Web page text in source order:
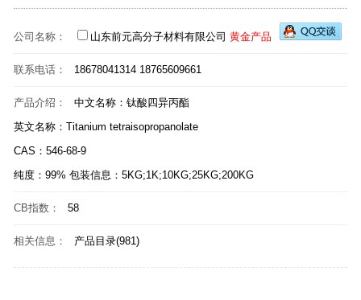
公司名称： 山东前元高分子材料有限公司 黄金产品
联系电话： 18678041314 18765609661
产品介绍：
中文名称：钛酸四异丙酯
英文名称：Titanium tetraisopropanolate
CAS：546-68-9
纯度：99% 包装信息：5KG;1K;10KG;25KG;200KG
CB指数： 58
相关信息： 产品目录(981)